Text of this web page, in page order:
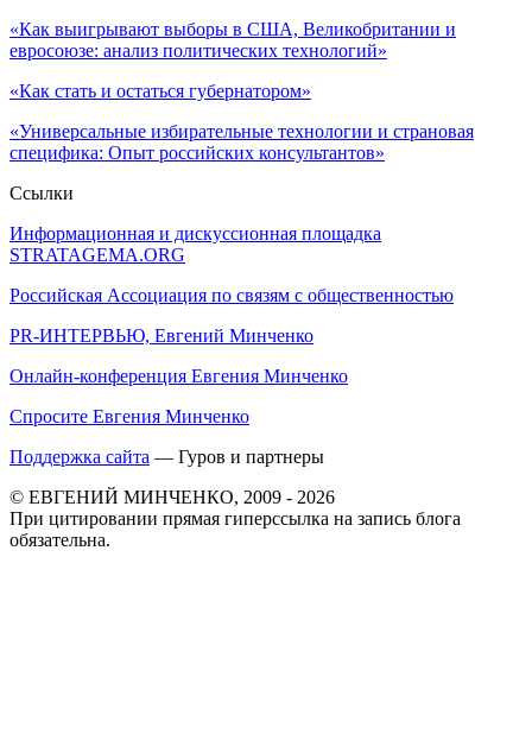
«Как выигрывают выборы в США, Великобритании и
евросоюзе: анализ политических технологий»
«Как стать и остаться губернатором»
«Универсальные избирательные технологии и страновая
специфика: Опыт российских консультантов»
Ссылки
Информационная и дискуссионная площадка
STRATAGEMA.ORG
Российская Ассоциация по связям с общественностью
PR-ИНТЕРВЬЮ, Евгений Минченко
Онлайн-конференция Евгения Минченко
Спросите Евгения Минченко
Поддержка сайта — Гуров и партнеры
© ЕВГЕНИЙ МИНЧЕНКО, 2009 - 2026
При цитировании прямая гиперссылка на запись блога
обязательна.